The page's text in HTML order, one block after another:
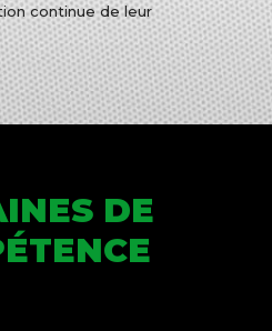
continue de leur
DE